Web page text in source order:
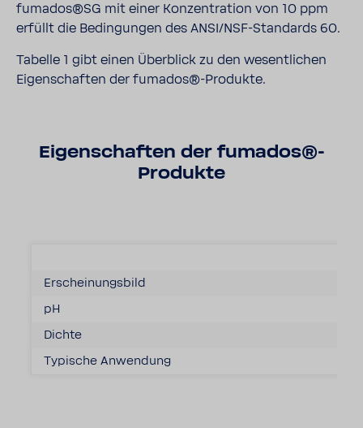
fumados®SG mit einer Konzentration von 10 ppm
erfüllt die Bedingungen des ANSI/NSF-Standards 60.
Tabelle 1 gibt einen Überblick zu den wesentlichen
Eigenschaften der fumados®-Produkte.
Eigenschaften der fumados®-
Produkte
Erscheinungsbild
pH
Dichte
Typische Anwendung